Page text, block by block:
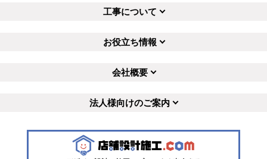
工事について
お役立ち情報
会社概要
法人様向けのご案内